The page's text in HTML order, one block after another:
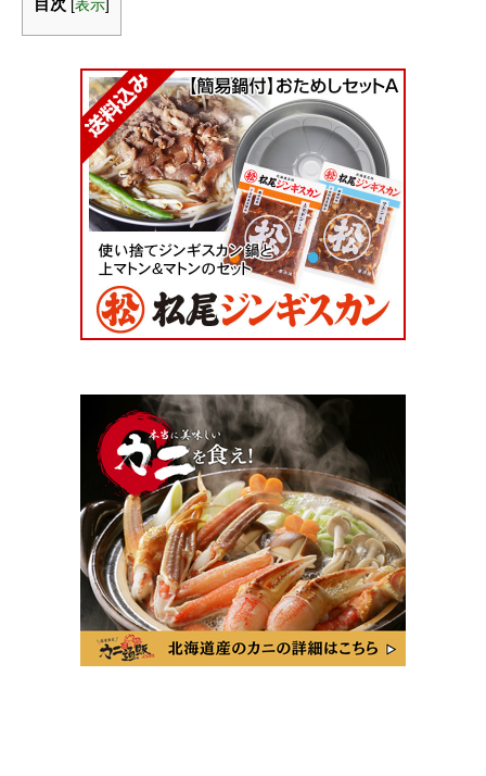
目次 [表示]